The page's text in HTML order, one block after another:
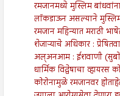
रमजानमध्ये मुस्लिम
लॉकडाऊन असल्याने
रमजान महिन्यात मराठी
शेजाऱ्याचे अधिकार :
अल्अनआम : ईशवाणी
धार्मिक विद्वेषाचा व्हायरस
कोरोनामुळे रमजानवर